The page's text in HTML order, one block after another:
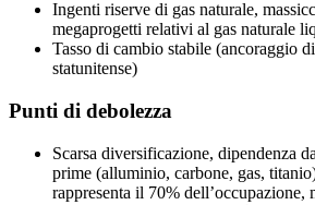
Ingenti riserve di gas naturale,
megaprogetti relativi al gas naturale
Tasso di cambio stabile (ancoraggio
statunitense)
Punti di debolezza
Scarsa diversificazione, dipendenza
prime (alluminio, carbone, gas,
rappresenta il 70% dell’occupazione,